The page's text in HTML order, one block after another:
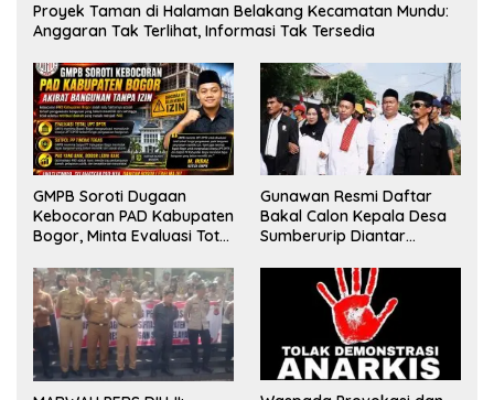
Proyek Taman di Halaman Belakang Kecamatan Mundu:
Anggaran Tak Terlihat, Informasi Tak Tersedia
GMPB Soroti Dugaan
Kebocoran PAD Kabupaten
Bogor, Minta Evaluasi Total
Tak Berizin
Gunawan Resmi Daftar
Bakal Calon Kepala Desa
Sumberurip Diantar
Pendukung ke Meja Panitia